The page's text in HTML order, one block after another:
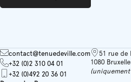
peuvent
être
choisies
contact@tenuedeville.com
+32 (0)2 310 04 01
+32 (0)492 20 36 01
51 rue de
1080
(uniquement